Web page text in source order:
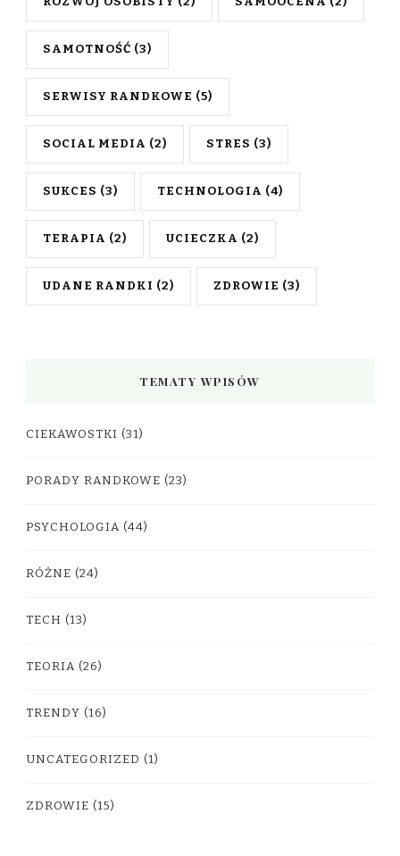
SAMOTNOŚĆ (3)
SERWISY RANDKOWE (5)
SOCIAL MEDIA (2) STRES (3)
SUKCES (3) TECHNOLOGIA (4)
TERAPIA (2) UCIECZKA (2)
UDANE RANDKI (2) ZDROWIE (3)
TEMATY WPISÓW
CIEKAWOSTKI (31)
PORADY RANDKOWE (23)
PSYCHOLOGIA (44)
RÓŻNE (24)
TECH (13)
TEORIA (26)
TRENDY (16)
UNCATEGORIZED (1)
ZDROWIE (15)